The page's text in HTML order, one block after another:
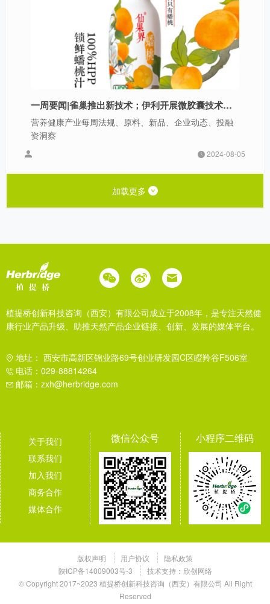
一周要闻|雀巢推出新技术；伊利开展微胶囊技术应用；知嘛健康、康悦博健、如果果汁上新；Maurten获融资
营养健康产业每周法规、原料、新品、企业动态、投融
资洞察
2024-08-05
加载更多
植提桥创新科技咨询（西安）有限公司成立于2008年，是专注天然健
康行业产品升级、助推天然产品企业链接、创新、发展的媒体平台。
地址： 西安市高新区锦业路69号创业研发园C区瞪羚谷F506室
电话：029-88814264
邮箱：zxh@herbridge.com
关于我们
联系我们
加入我们
商务合作
媒体合作
微信公众号 小程序二维码
版权声明 用户协议
隐私政策
陕ICP备14009003号-3
技术支持： 欣创网络
© Copyright 2017~2023 植提桥创新科技咨询（西安）有限公司 All Right
Reserved